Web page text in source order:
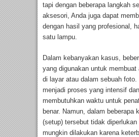
tapi dengan beberapa langkah
aksesori, Anda juga dapat
dengan hasil yang profesional,
satu lampu.
Dalam kebanyakan kasus,
yang digunakan untuk membuat
di layar atau dalam sebuah foto.
menjadi proses yang intensif
membutuhkan waktu untuk
benar. Namun, dalam beberapa
(setup) tersebut tidak diperlukan
mungkin dilakukan karena